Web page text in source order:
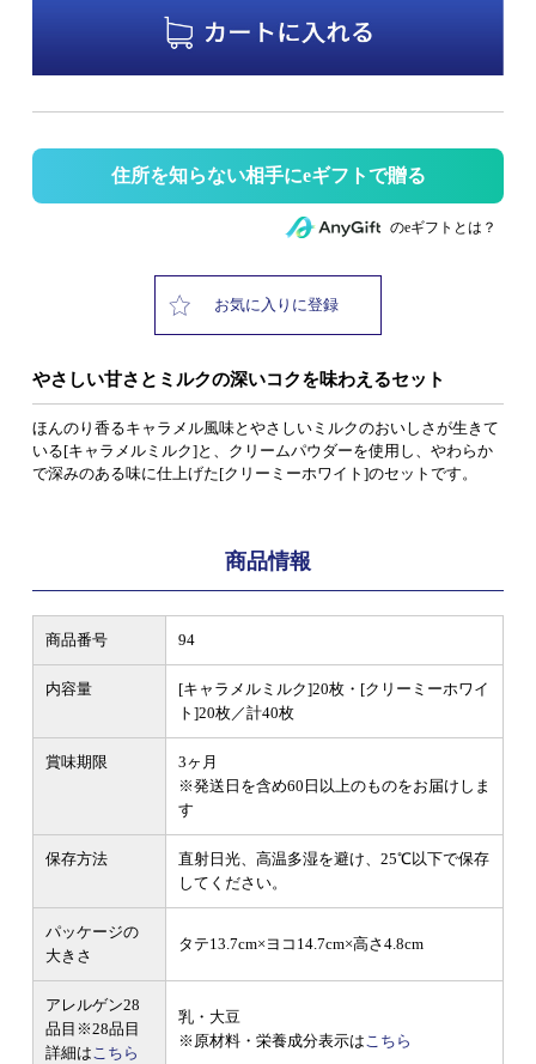
住所を知らない相手にeギフトで贈る
のeギフトとは？
お気に入りに登録
やさしい甘さとミルクの深いコクを味わえるセット
ほんのり香るキャラメル風味とやさしいミルクのおいしさが生きて
いる[キャラメルミルク]と、クリームパウダーを使用し、やわらか
で深みのある味に仕上げた[クリーミーホワイト]のセットです。
商品情報
商品番号 94
内容量
[キャラメルミルク]20枚・[クリーミーホワイ
ト]20枚／計40枚
賞味期限
3ヶ月
※発送日を含め60日以上のものをお届けしま
す
保存方法
直射日光、高温多湿を避け、25℃以下で保存
してください。
パッケージの
大きさ
タテ13.7cm×ヨコ14.7cm×高さ4.8cm
アレルゲン28
品目 ※28品目
詳細はこちら
乳・大豆
※原材料・栄養成分表示はこちら